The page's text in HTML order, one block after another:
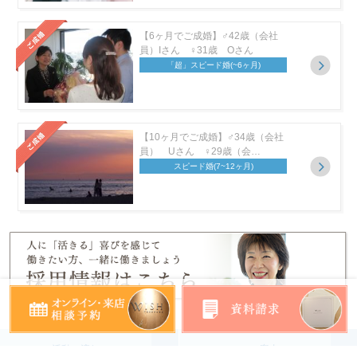
【6ヶ月でご成婚】♂42歳（会社
員）Iさん ♀31歳 Oさん
「超」スピード婚(~6ヶ月)
【10ヶ月でご成婚】♂34歳（会社
員） Uさん ♀29歳（会…
スピード婚(7~12ヶ月)